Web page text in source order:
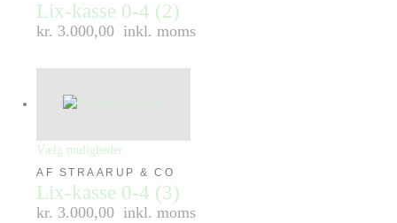
Lix-kasse 0-4 (2)
kr. 3.000,00 inkl. moms
Vælg muligheder
AF STRAARUP & CO
Lix-kasse 0-4 (3)
kr. 3.000,00 inkl. moms